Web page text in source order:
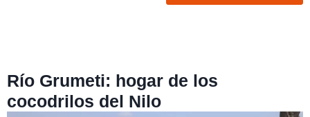
Río Grumeti: hogar de los
cocodrilos del Nilo